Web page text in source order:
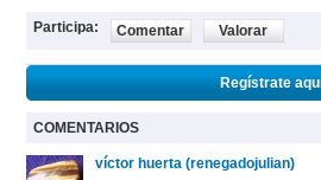
Participa: Comentar Valorar
Regístrate
COMENTARIOS
víctor huerta (renegadojulian)